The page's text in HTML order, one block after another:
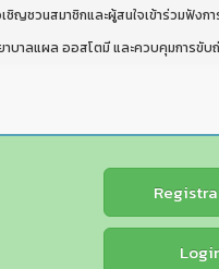
นสมาชิกและผู้สนใจเข้าร่วมฟังการ
บาลแผล ออสโตมี และควบคุมการขั